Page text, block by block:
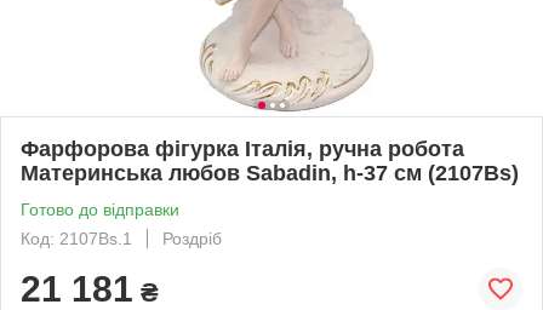
Фарфорова фігурка Італія, ручна робота
Материнська любов Sabadin, h-37 см (2107Bs)
Готово до відправки
Код: 2107Bs.1
Роздріб
21 181 ₴